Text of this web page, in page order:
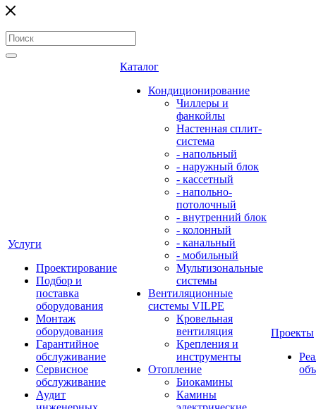
Услуги
Проектирование
Подбор и
поставка
оборудования
Монтаж
оборудования
Гарантийное
обслуживание
Сервисное
обслуживание
Аудит
Каталог
Кондиционирование
Чиллеры и
фанкойлы
Настенная сплит-
система
- напольный
- наружный блок
- кассетный
- напольно-
потолочный
- внутренний блок
- колонный
- канальный
- мобильный
Мультизональные
системы
Вентиляционные
системы VILPE
Кровельная
вентиляция
Крепления и
инструменты
Отопление
Биокамины
Камины
Проекты